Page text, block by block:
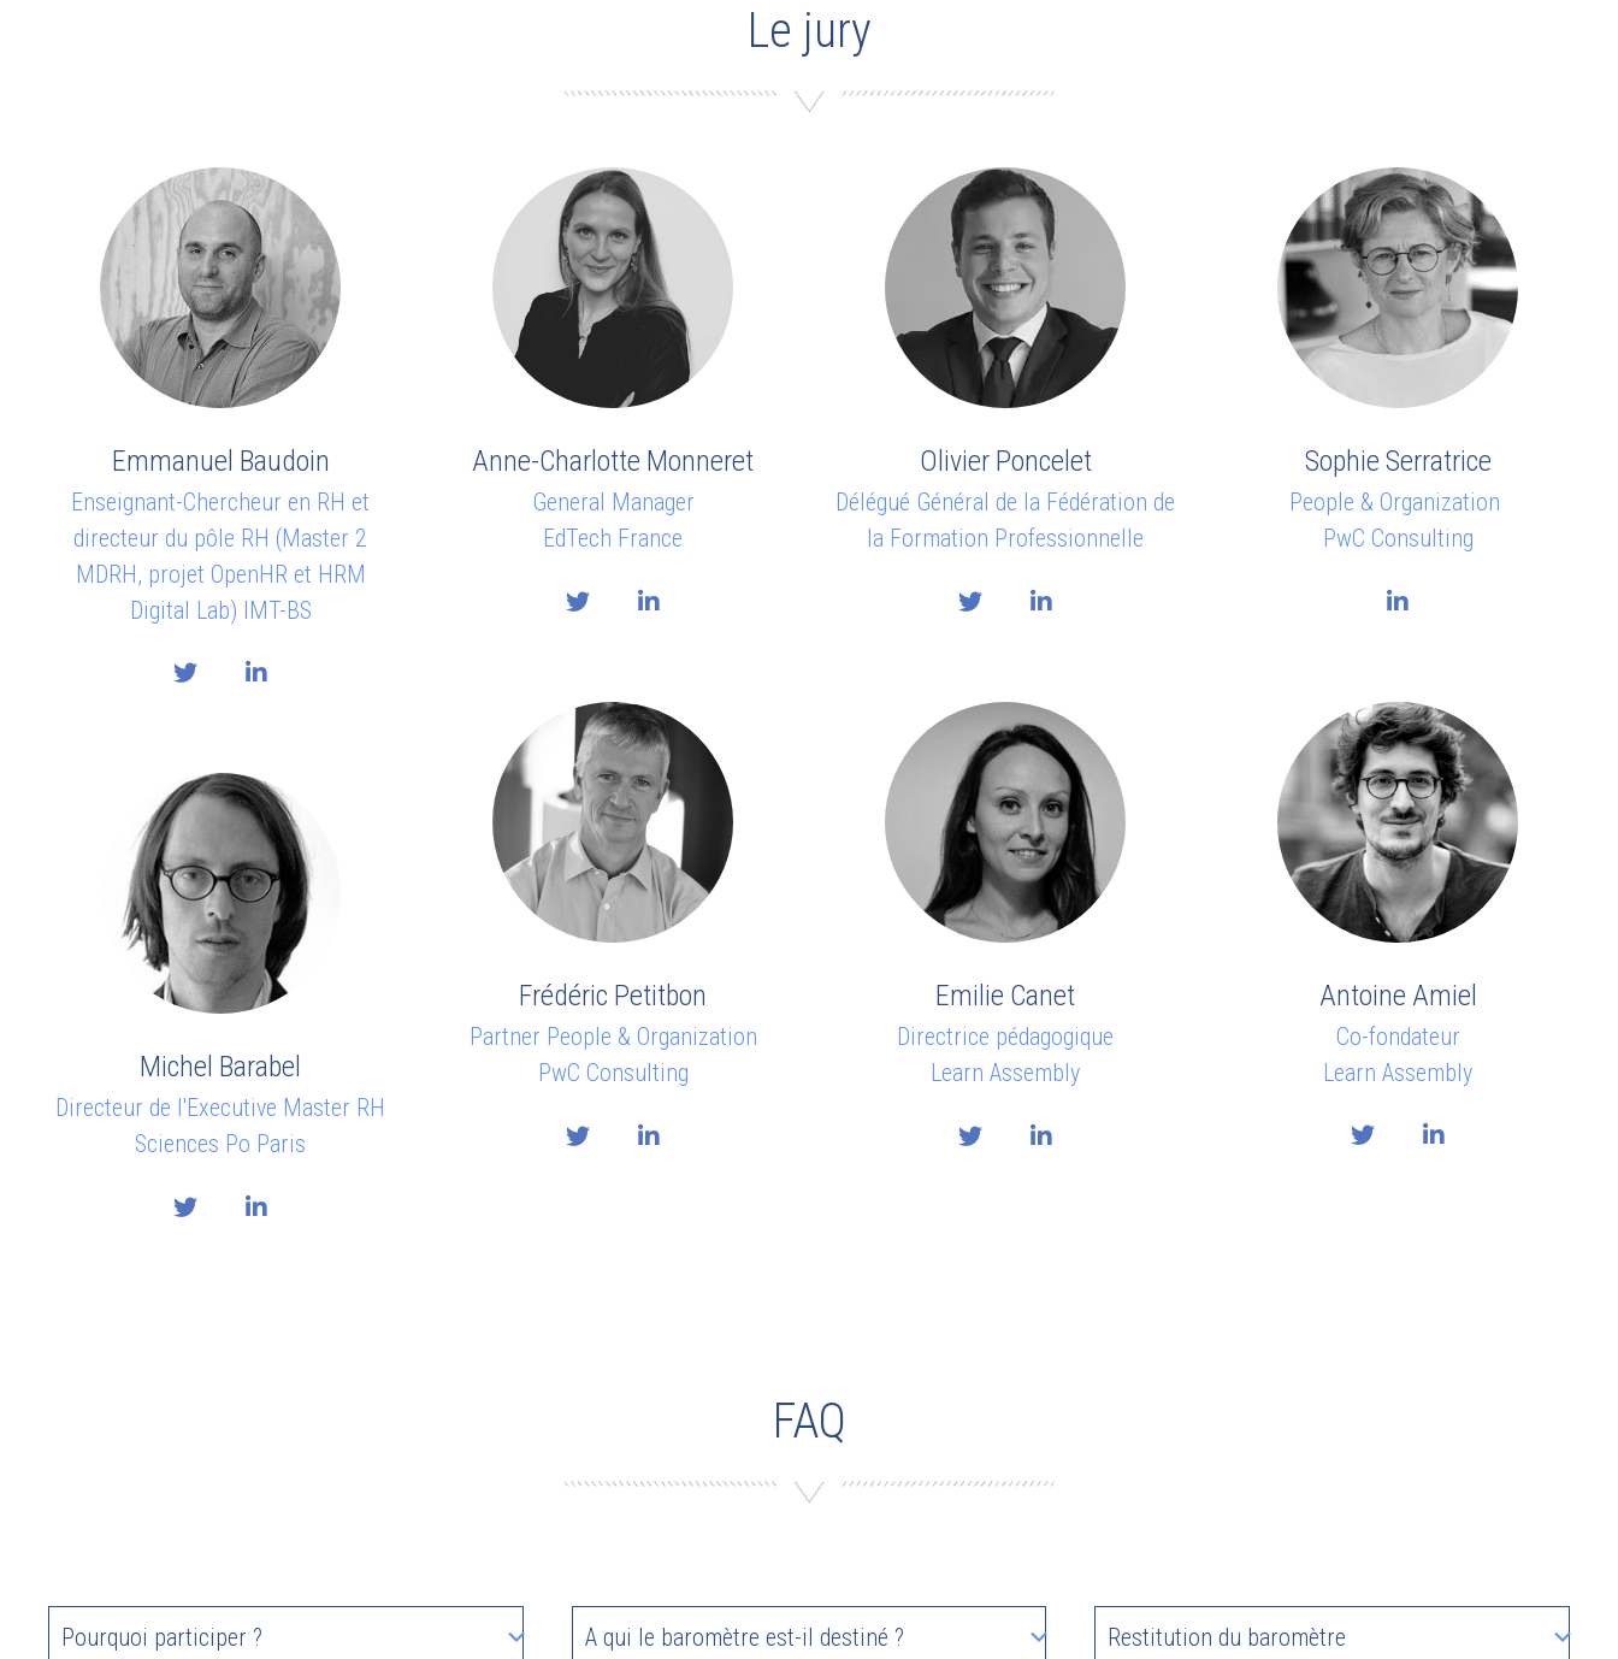
Le jury
Emmanuel Baudoin
Enseignant-Chercheur en RH et
directeur du pôle RH (Master 2
MDRH, projet OpenHR et HRM
Digital Lab) IMT-BS
Michel Barabel
Directeur de l'Executive Master RH
Sciences Po Paris
Anne-Charlotte Monneret
General Manager
EdTech France
Frédéric Petitbon
Partner People & Organization
PwC Consulting
Olivier Poncelet
Délégué Général de la Fédération de
la Formation Professionnelle
Emilie Canet
Directrice pédagogique
Learn Assembly
Sophie Serratrice
People & Organization
PwC Consulting
Antoine Amiel
Co-fondateur
Learn Assembly
FAQ
Pourquoi participer ? A qui le baromètre est-il destiné ? Restitution du baromètre